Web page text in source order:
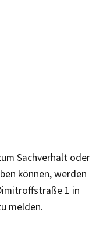
Sachverhalt oder
können, werden
1 in
melden.